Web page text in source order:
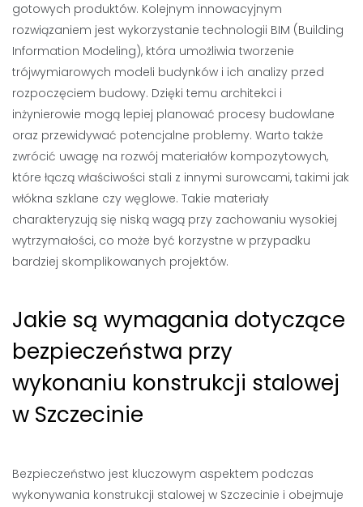
gotowych produktów. Kolejnym innowacyjnym
rozwiązaniem jest wykorzystanie technologii BIM (Building
Information Modeling), która umożliwia tworzenie
trójwymiarowych modeli budynków i ich analizy przed
rozpoczęciem budowy. Dzięki temu architekci i
inżynierowie mogą lepiej planować procesy budowlane
oraz przewidywać potencjalne problemy. Warto także
zwrócić uwagę na rozwój materiałów kompozytowych,
które łączą właściwości stali z innymi surowcami, takimi jak
włókna szklane czy węglowe. Takie materiały
charakteryzują się niską wagą przy zachowaniu wysokiej
wytrzymałości, co może być korzystne w przypadku
bardziej skomplikowanych projektów.
Jakie są wymagania dotyczące
bezpieczeństwa przy
wykonaniu konstrukcji stalowej
w Szczecinie
Bezpieczeństwo jest kluczowym aspektem podczas
wykonywania konstrukcji stalowej w Szczecinie i obejmuje